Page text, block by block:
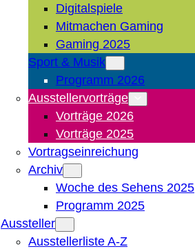
Digitalspiele
Mitmachen Gaming
Gaming 2025
Sport & Musik
Programm 2026
Ausstellervorträge
Vorträge 2026
Vorträge 2025
Vortragseinreichung
Archiv
Woche des Sehens 2025
Programm 2025
Aussteller
Ausstellerliste A-Z